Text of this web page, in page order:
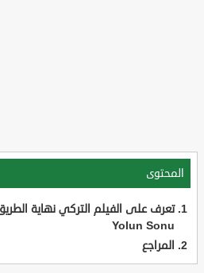
المحتوى
Yolun Sonu
المراجع